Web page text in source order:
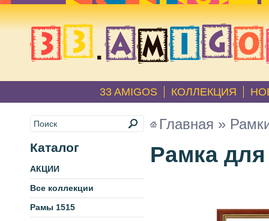
33 AMIGOS КОЛЛЕКЦИЯ
Каталог
АКЦИИ
Все коллекции
Рамы 1515
Главная »
Рамка